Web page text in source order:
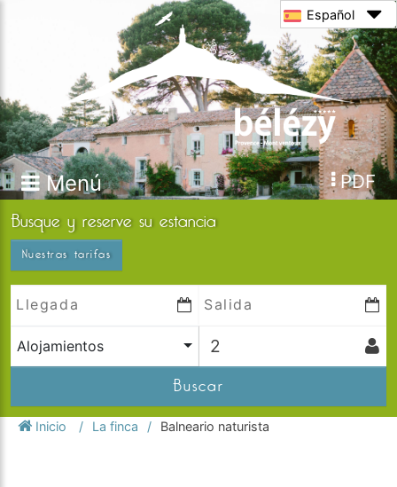
Menú PDF
Español
Busque y reserve su estancia
Nuestras tarifas
Alojamientos
Buscar
Inicio La finca Balneario naturista